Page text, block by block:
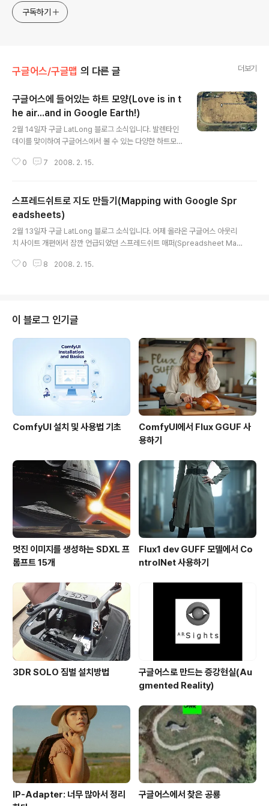
구독하기
구글어스/구글맵 의 다른 글 더보기
구글어스에 들어있는 하트 모양(Love is in t
he air...and in Google Earth!)
2월 14일자 구글 LatLong 블로그 소식입니다. 발렌타인
데이를 맞이하여 구글어스에서 볼 수 있는 다양한 하트모
직접 보실 수 있습니다. 사실 며칠 전에 Google Earth H
에 있는 내용과 이 KML 파일은 거의 동일한 내용을 담고
있습니다. 발렌타인 데이와 관련하여, Google Earth Blo
g에는, 결혼 프로포즈 영상 콜렉션 KML이 올라왔습니다.
들판이나 길 등에 "누구누구씨, 나와 결혼해주세요"하는 글
을 남긴 곳들을 모아둔 것입니다. (총 6개가 있습니다.) 그
중에서 다음의 그림에는 자세한 내용이 적혀져 있습니다..
0 7 2008. 2. 15.
스프레드쉬트로 지도 만들기(Mapping with Google Spr
eadsheets)
2월 13일자 구글 LatLong 블로그 소식입니다. 어제 올라온 구글어스 아웃리
치 사이트 개편에서 잠깐 언급되었던 스프레드쉬트 매퍼(Spreadsheet Map
내용만 채우면, 복잡한 위치표지(placemarks)를 쉽게 KML로 제작해 주는 도
다.) 아래는 이 도구의 사용법을 알려주는 비디오입니다. 물론 영어입니다만, 그
다지 어렵지 않다는 것을 아실 수 있습니다. 사실... 템플릿으로..
0 8 2008. 2. 15.
이 블로그 인기글
ComfyUI 설치 및 사용법 기초
ComfyUI에서 Flux GGUF 사
용하기
멋진 이미지를 생성하는 SDXL 프
롬프트 15개
Flux1 dev GUFF 모델에서 Co
ntrolNet 사용하기
3DR SOLO 짐벌 설치방법
구글어스로 만드는 증강현실(Au
gmented Reality)
IP-Adapter: 너무 많아서 정리
구글어스에서 찾은 공룡